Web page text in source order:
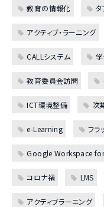
教育の情報化 タ
アクティブ・ラーニング
CALLシステム
教育委員会訪問
ICT環境整備 次
e-Learning フラ
Google Workspace
コロナ禍 LMS
アクティブラーニング